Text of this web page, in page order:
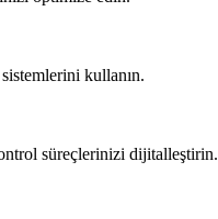
kullanın.
süreçlerinizi dijitalleştirin.